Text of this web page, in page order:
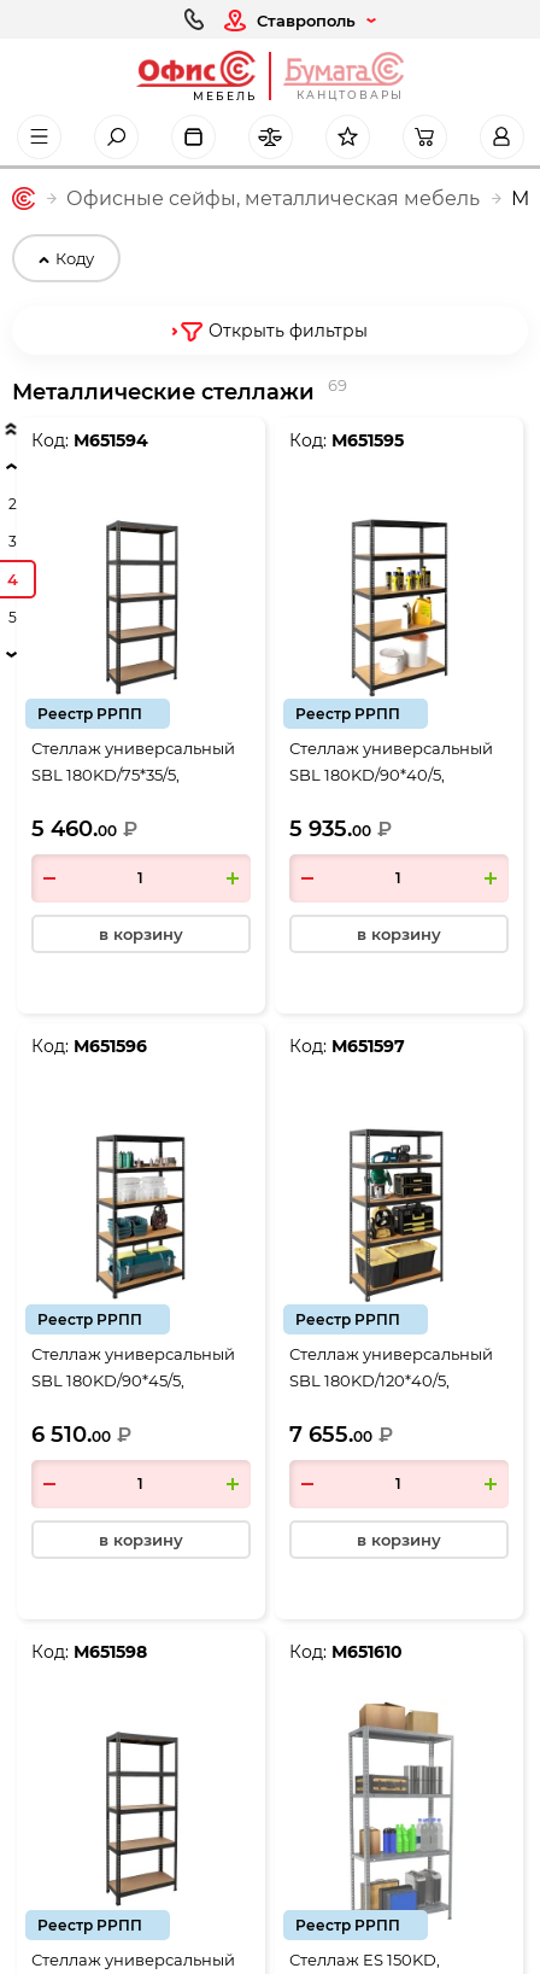
Ставрополь
МЕБЕЛЬ КАНЦТОВАРЫ
2
3
4
5
Офисные сейфы, металлическая мебель
Коду
Открыть фильтры
Металлические стеллажи 69
Код: М651594
Реестр РРПП
Стеллаж универсальный
SBL 180KD/75*35/5,
черный
5 460.00 ₽
в корзину
Код: М651595
Реестр РРПП
Стеллаж универсальный
SBL 180KD/90*40/5,
черный
5 935.00 ₽
в корзину
Код: М651596
Реестр РРПП
Стеллаж универсальный
SBL 180KD/90*45/5,
черный
6 510.00 ₽
в корзину
Код: М651597
Реестр РРПП
Стеллаж универсальный
SBL 180KD/120*40/5,
черный
7 655.00 ₽
в корзину
Код: М651598
Реестр РРПП
Стеллаж универсальный
Код: М651610
Реестр РРПП
Стеллаж ES 150KD,